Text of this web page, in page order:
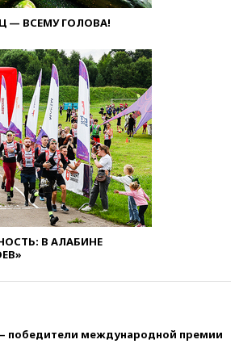
— ВСЕМУ ГОЛОВА!
В АЛАБИНЕ
победители международной премии